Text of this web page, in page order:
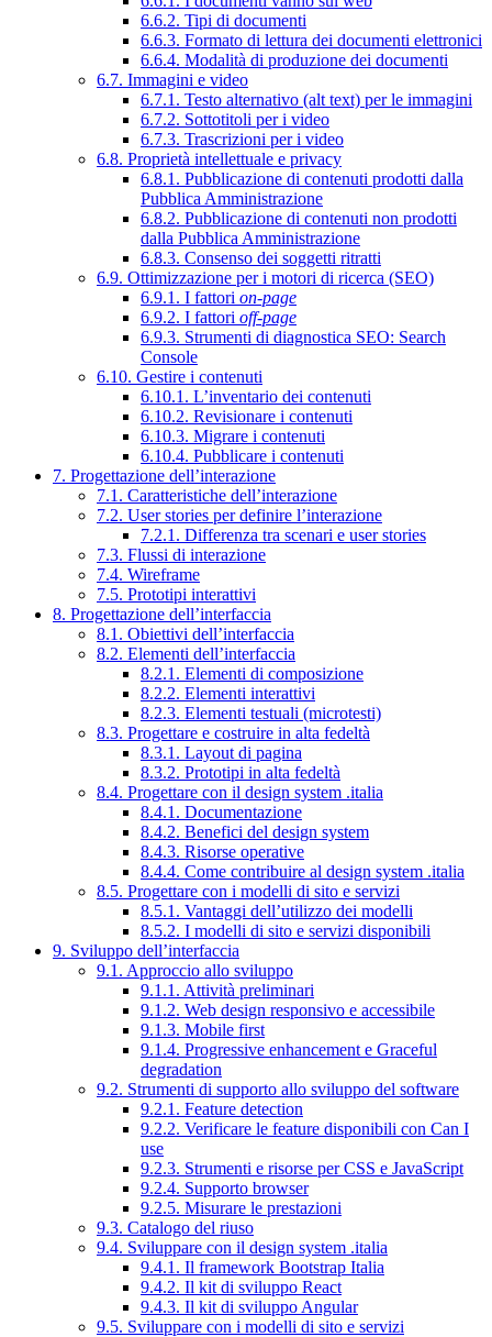
6.6.2. Tipi di documenti
6.6.3. Formato di lettura dei documenti elettronici
6.6.4. Modalità di produzione dei documenti
6.7. Immagini e video
6.7.1. Testo alternativo (alt text) per le immagini
6.7.2. Sottotitoli per i video
6.7.3. Trascrizioni per i video
6.8. Proprietà intellettuale e privacy
6.8.1. Pubblicazione di contenuti prodotti dalla
Pubblica Amministrazione
6.8.2. Pubblicazione di contenuti non prodotti
dalla Pubblica Amministrazione
6.8.3. Consenso dei soggetti ritratti
6.9. Ottimizzazione per i motori di ricerca (SEO)
6.9.1. I fattori on-page
6.9.2. I fattori off-page
6.9.3. Strumenti di diagnostica SEO: Search
Console
6.10. Gestire i contenuti
6.10.1. L’inventario dei contenuti
6.10.2. Revisionare i contenuti
6.10.3. Migrare i contenuti
6.10.4. Pubblicare i contenuti
7. Progettazione dell’interazione
7.1. Caratteristiche dell’interazione
7.2. User stories per definire l’interazione
7.2.1. Differenza tra scenari e user stories
7.3. Flussi di interazione
7.4. Wireframe
7.5. Prototipi interattivi
8. Progettazione dell’interfaccia
8.1. Obiettivi dell’interfaccia
8.2. Elementi dell’interfaccia
8.2.1. Elementi di composizione
8.2.2. Elementi interattivi
8.2.3. Elementi testuali (microtesti)
8.3. Progettare e costruire in alta fedeltà
8.3.1. Layout di pagina
8.3.2. Prototipi in alta fedeltà
8.4. Progettare con il design system .italia
8.4.1. Documentazione
8.4.2. Benefici del design system
8.4.3. Risorse operative
8.4.4. Come contribuire al design system .italia
8.5. Progettare con i modelli di sito e servizi
8.5.1. Vantaggi dell’utilizzo dei modelli
8.5.2. I modelli di sito e servizi disponibili
9. Sviluppo dell’interfaccia
9.1. Approccio allo sviluppo
9.1.1. Attività preliminari
9.1.2. Web design responsivo e accessibile
9.1.3. Mobile first
9.1.4. Progressive enhancement e Graceful
degradation
9.2. Strumenti di supporto allo sviluppo del software
9.2.1. Feature detection
9.2.2. Verificare le feature disponibili con Can I
use
9.2.3. Strumenti e risorse per CSS e JavaScript
9.2.4. Supporto browser
9.2.5. Misurare le prestazioni
9.3. Catalogo del riuso
9.4. Sviluppare con il design system .italia
9.4.1. Il framework Bootstrap Italia
9.4.2. Il kit di sviluppo React
9.4.3. Il kit di sviluppo Angular
9.5. Sviluppare con i modelli di sito e servizi